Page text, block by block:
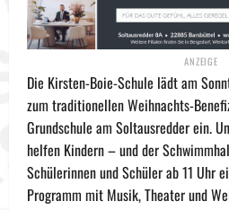
Die Kirsten-Boie-Schule lädt am
zum traditionellen Weihnachts-
Grundschule am Soltausredder ein.
helfen Kindern – und der
Schülerinnen und Schüler ab 11 Uhr
Programm mit Musik, Theater und